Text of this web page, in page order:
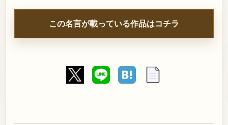
この名言が載っている作品はコチラ